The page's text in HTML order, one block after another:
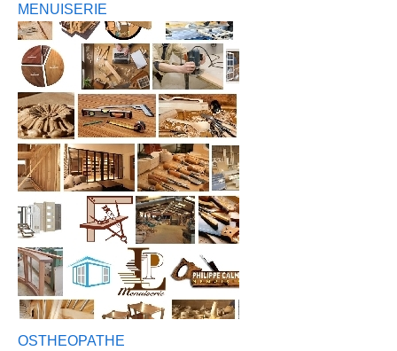
MENUISERIE
OSTHEOPATHE